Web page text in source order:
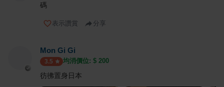
碼
表示讚賞 分享
Mon Gi Gi
3.5 均消價位: $ 200
彷彿置身日本